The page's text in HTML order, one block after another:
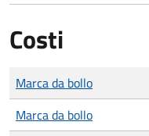
Costi
Tipo di pagamento
Importo
Marca da bollo
Marca da bollo